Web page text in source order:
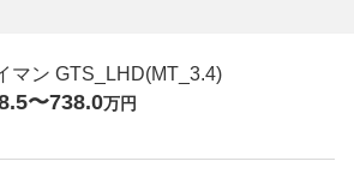
マン GTS_LHD(MT_3.4)
〜738.0万円